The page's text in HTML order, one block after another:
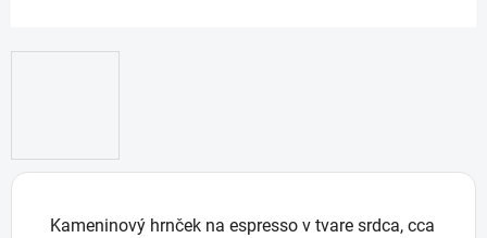
Kameninový hrnček na espresso v tvare srdca, cca